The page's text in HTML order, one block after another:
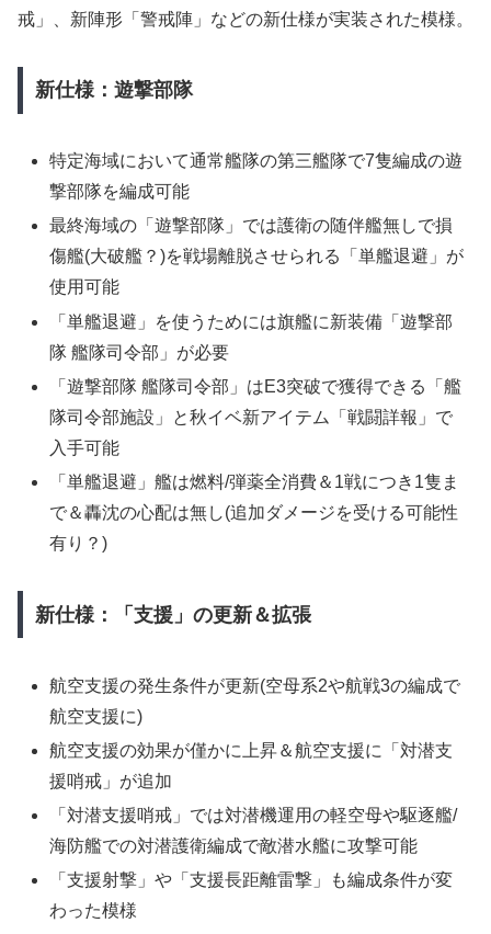
戒」、新陣形「警戒陣」などの新仕様が実装された模様。
新仕様：遊撃部隊
特定海域において通常艦隊の第三艦隊で7隻編成の遊
撃部隊を編成可能
最終海域の「遊撃部隊」では護衛の随伴艦無しで損
傷艦(大破艦？)を戦場離脱させられる「単艦退避」が
使用可能
「単艦退避」を使うためには旗艦に新装備「遊撃部
隊 艦隊司令部」が必要
「遊撃部隊 艦隊司令部」はE3突破で獲得できる「艦
隊司令部施設」と秋イベ新アイテム「戦闘詳報」で
入手可能
「単艦退避」艦は燃料/弾薬全消費＆1戦につき1隻ま
で＆轟沈の心配は無し(追加ダメージを受ける可能性
有り？)
新仕様：「支援」の更新＆拡張
航空支援の発生条件が更新(空母系2や航戦3の編成で
航空支援に)
航空支援の効果が僅かに上昇＆航空支援に「対潜支
援哨戒」が追加
「対潜支援哨戒」では対潜機運用の軽空母や駆逐艦/
海防艦での対潜護衛編成で敵潜水艦に攻撃可能
「支援射撃」や「支援長距離雷撃」も編成条件が変
わった模様